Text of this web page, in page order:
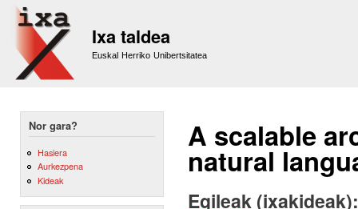
Ixa taldea
Euskal Herriko Unibertsitatea
Nor gara?
Hasiera
Aurkezpena
Kideak
A scalable
natural
Egileak